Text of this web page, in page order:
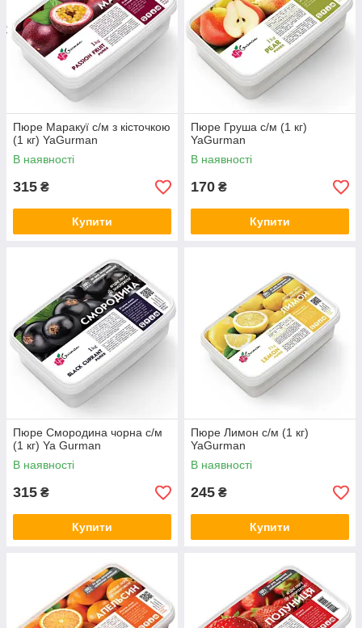
Пюре Маракуї с/м з кісточкою
(1 кг) YaGurman
В наявності
315 ₴
Купити
Пюре Груша с/м (1 кг)
YaGurman
В наявності
170 ₴
Купити
Пюре Смородина чорна с/м
(1 кг) Ya Gurman
В наявності
315 ₴
Купити
Пюре Лимон с/м (1 кг)
YaGurman
В наявності
245 ₴
Купити